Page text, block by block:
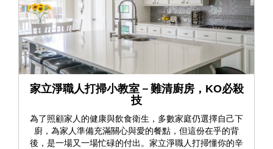
家立淨職人打掃小教室－難清廚房，KO必殺
技
為了照顧家人的健康與飲食衛生，多數家庭仍選擇自己下
廚，為家人準備充滿關心與愛的餐點，但這份在乎的背
後，是一場又一場忙碌的付出。家立淨職人打掃懂你的辛